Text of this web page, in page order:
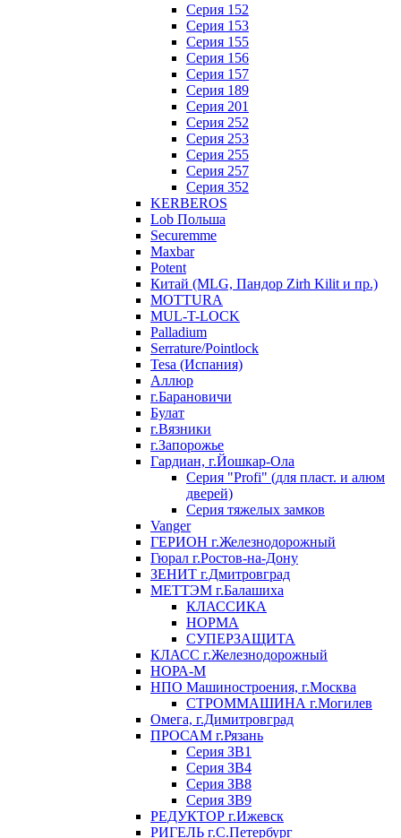
Серия 152
Серия 153
Серия 155
Серия 156
Серия 157
Серия 189
Серия 201
Серия 252
Серия 253
Серия 255
Серия 257
Серия 352
KERBEROS
Lob Польша
Securemme
Maxbar
Potent
Китай (MLG, Пандор Zirh Kilit и пр.)
MOTTURA
MUL-T-LOCK
Palladium
Serrature/Pointlock
Tesa (Испания)
Аллюр
г.Барановичи
Булат
г.Вязники
г.Запорожье
Гардиан, г.Йошкар-Ола
Серия "Profi" (для пласт. и алюм
дверей)
Серия тяжелых замков
Vanger
ГЕРИОН г.Железнодорожный
Гюрал г.Ростов-на-Дону
ЗЕНИТ г.Дмитровград
МЕТТЭМ г.Балашиха
КЛАССИКА
НОРМА
СУПЕРЗАЩИТА
КЛАСС г.Железнодорожный
НОРА-М
НПО Машиностроения, г.Москва
СТРОММАШИНА г.Могилев
Омега, г.Димитровград
ПРОСАМ г.Рязань
Серия ЗВ1
Серия ЗВ4
Серия ЗВ8
Серия ЗВ9
РЕДУКТОР г.Ижевск
РИГЕЛЬ г.С.Петербург